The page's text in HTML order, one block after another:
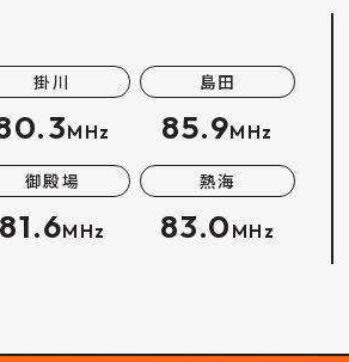
掛川
MHz
島田
85.9MHz
御殿場
81.6MHz
熱海
83.0 MHz